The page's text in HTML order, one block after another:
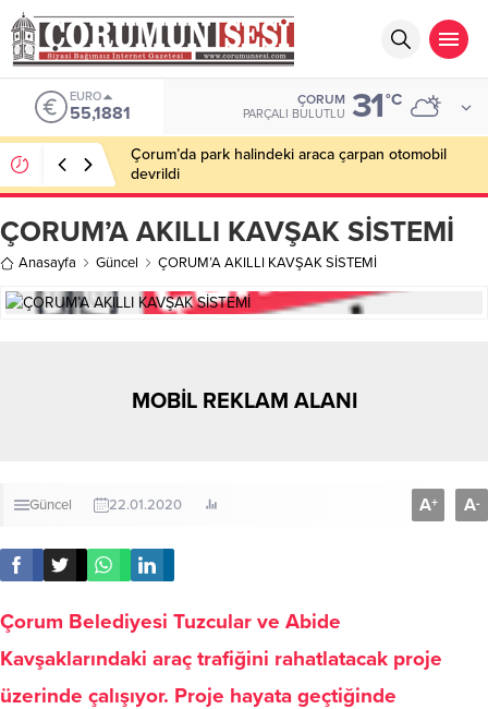
EURO
55,1881
ÇORUM
PARÇALI BULUTLU 31°C
Çorum’da park halindeki araca çarpan otomobil
devrildi
ÇORUM’A AKILLI KAVŞAK SİSTEMİ
Anasayfa Güncel ÇORUM’A AKILLI KAVŞAK SİSTEMİ
MOBİL REKLAM ALANI
Güncel 22.01.2020 A+ A-
Çorum Belediyesi Tuzcular ve Abide
Kavşaklarındaki araç trafiğini rahatlatacak proje
üzerinde çalışıyor. Proje hayata geçtiğinde